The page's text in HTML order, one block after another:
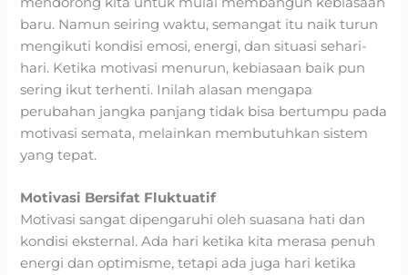
baru. Namun seiring waktu, semangat itu naik turun
mengikuti kondisi emosi, energi, dan situasi sehari-
hari. Ketika motivasi menurun, kebiasaan baik pun
sering ikut terhenti. Inilah alasan mengapa
perubahan jangka panjang tidak bisa bertumpu pada
motivasi semata, melainkan membutuhkan sistem
yang tepat.
Motivasi Bersifat Fluktuatif
Motivasi sangat dipengaruhi oleh suasana hati dan
kondisi eksternal. Ada hari ketika kita merasa penuh
energi dan optimisme, tetapi ada juga hari ketika